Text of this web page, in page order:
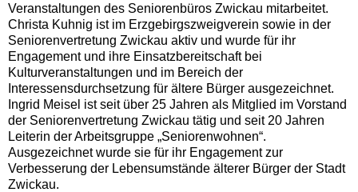
Veranstaltungen des Seniorenbüros Zwickau mitarbeitet.
Christa Kuhnig ist im Erzgebirgszweigverein sowie in der
Seniorenvertretung Zwickau aktiv und wurde für ihr
Engagement und ihre Einsatzbereitschaft bei
Kulturveranstaltungen und im Bereich der
Interessensdurchsetzung für ältere Bürger ausgezeichnet.
Ingrid Meisel ist seit über 25 Jahren als Mitglied im Vorstand
der Seniorenvertretung Zwickau tätig und seit 20 Jahren
Leiterin der Arbeitsgruppe „Seniorenwohnen“.
Ausgezeichnet wurde sie für ihr Engagement zur
Verbesserung der Lebensumstände älterer Bürger der Stadt
Zwickau.